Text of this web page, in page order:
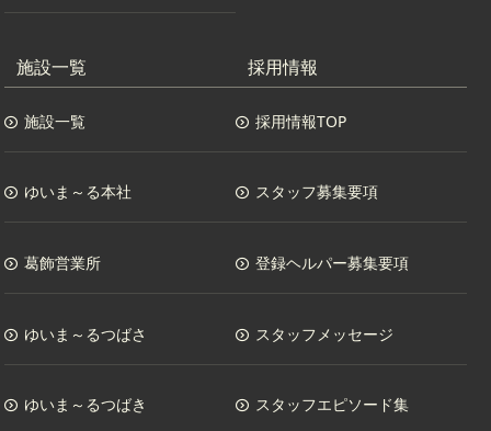
施設一覧
施設一覧
ゆいま～る本社
葛飾営業所
ゆいま～るつばさ
ゆいま～るつばき
採用情報
採用情報TOP
スタッフ募集要項
登録ヘルパー募集要項
スタッフメッセージ
スタッフエピソード集